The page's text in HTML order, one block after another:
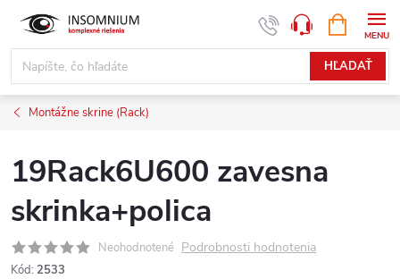
obsah
HĽADAŤ
KOŠÍK
Montážne skrine (Rack)
19Rack6U600 zavesna
skrinka+polica
Neohodnotené Podrobnosti hodnotenia
Kód: 2533
www.insomnium.sk - Chat